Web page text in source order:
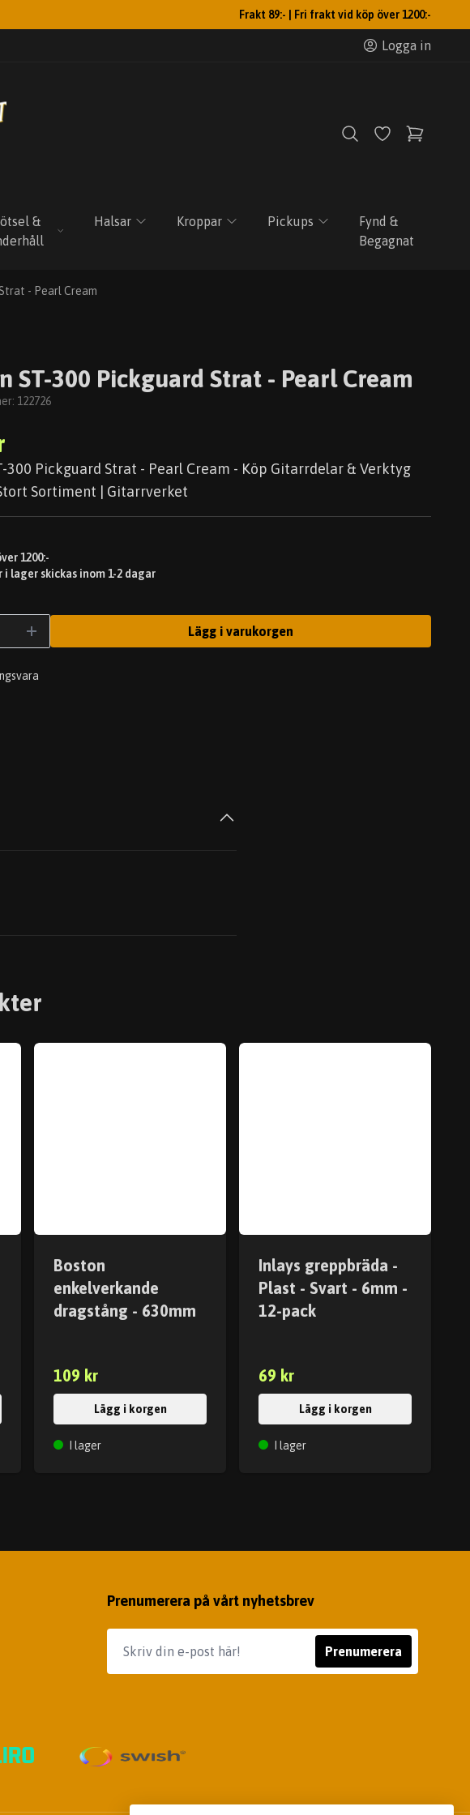
Frakt 89:- | Fri frakt vid köp över 1200:-
Logga in
&
Halsar Kroppar Pickups
Fynd &
Begagnat
- Pearl Cream
ST-300 Pickguard Strat - Pearl Cream
122726
300 Pickguard Strat - Pearl Cream - Köp Gitarrdelar & Verktyg
Sortiment | Gitarrverket
1200:-
i lager skickas inom 1-2 dagar
Lägg i varukorgen
Boston
enkelverkande
dragstång - 630mm
109 kr
Lägg i korgen
I lager
Inlays greppbräda -
Plast - Svart - 6mm -
12-pack
69 kr
Lägg i korgen
I lager
Prenumerera på vårt nyhetsbrev
Prenumerera